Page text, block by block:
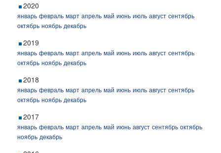
2020
январь февраль март апрель май июнь июль август сентябрь
октябрь ноябрь декабрь
2019
январь февраль март апрель май июнь июль август сентябрь
октябрь ноябрь декабрь
2018
январь февраль март апрель май июнь июль август сентябрь
октябрь ноябрь декабрь
2017
январь февраль март апрель май июнь август сентябрь октябрь
ноябрь декабрь